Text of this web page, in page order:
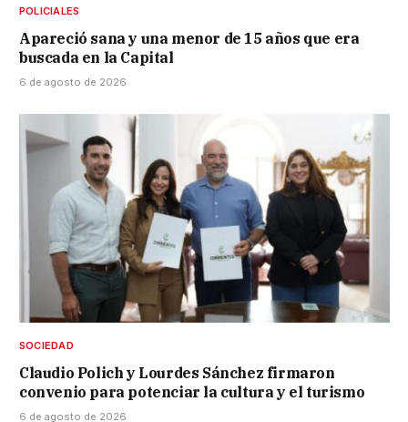
POLICIALES
Apareció sana y una menor de 15 años que era
buscada en la Capital
6 de agosto de 2026
SOCIEDAD
Claudio Polich y Lourdes Sánchez firmaron
convenio para potenciar la cultura y el turismo
6 de agosto de 2026